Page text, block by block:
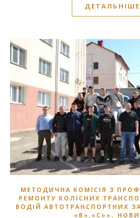
ДЕТАЛЬНІШЕ
МЕТОДИЧНА КОМІСІЯ З
РЕМОНТУ КОЛІСНИХ
ВОДІЙ АВТОТРАНСПОРТНИХ
«В»,«С»» ,